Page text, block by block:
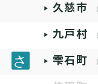
久慈市
九戸村
雫石町